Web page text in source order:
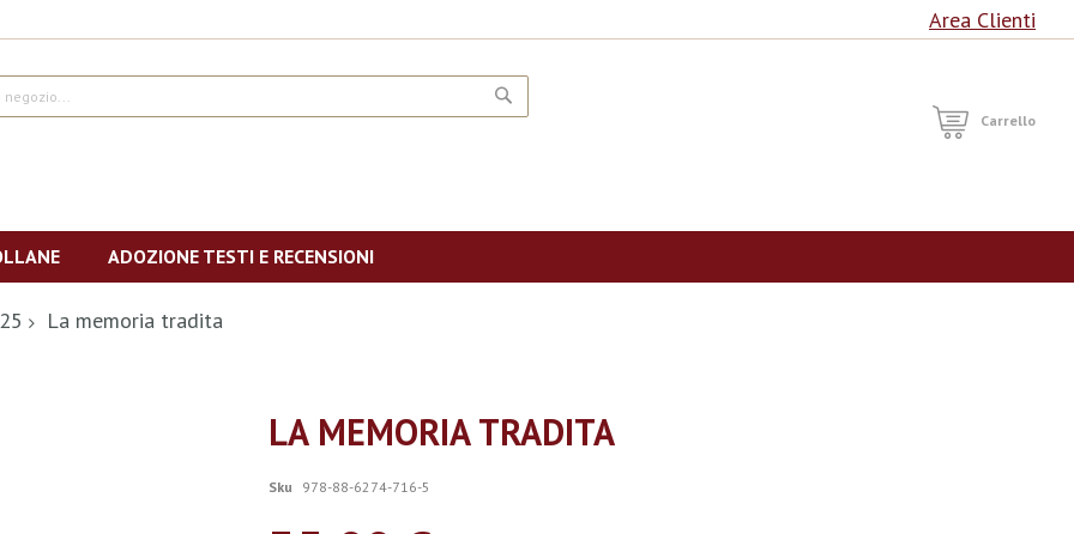
Area Clienti
Carrello
ADOZIONE TESTI E RECENSIONI
La memoria tradita
LA MEMORIA TRADITA
Sku 978-88-6274-716-5